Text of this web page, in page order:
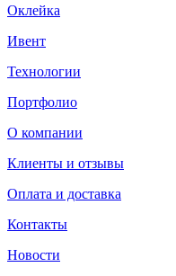
Оклейка
Ивент
Технологии
Портфолио
О компании
Клиенты и отзывы
Оплата и доставка
Контакты
Новости